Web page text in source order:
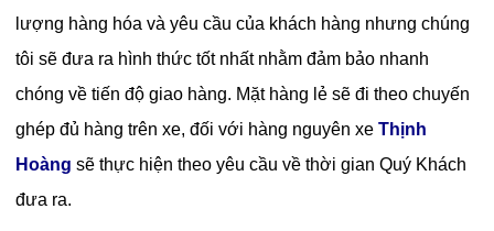
lượng hàng hóa và yêu cầu của khách hàng nhưng chúng
tôi sẽ đưa ra hình thức tốt nhất nhằm đảm bảo nhanh
chóng về tiến độ giao hàng. Mặt hàng lẻ sẽ đi theo chuyến
ghép đủ hàng trên xe, đối với hàng nguyên xeThịnh
Hoàng sẽ thực hiện theo yêu cầu về thời gian Quý Khách
đưa ra.